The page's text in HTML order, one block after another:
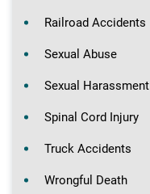
Railroad Accidents
Sexual Abuse
Sexual Harassment
Spinal Cord Injury
Truck Accidents
Wrongful Death